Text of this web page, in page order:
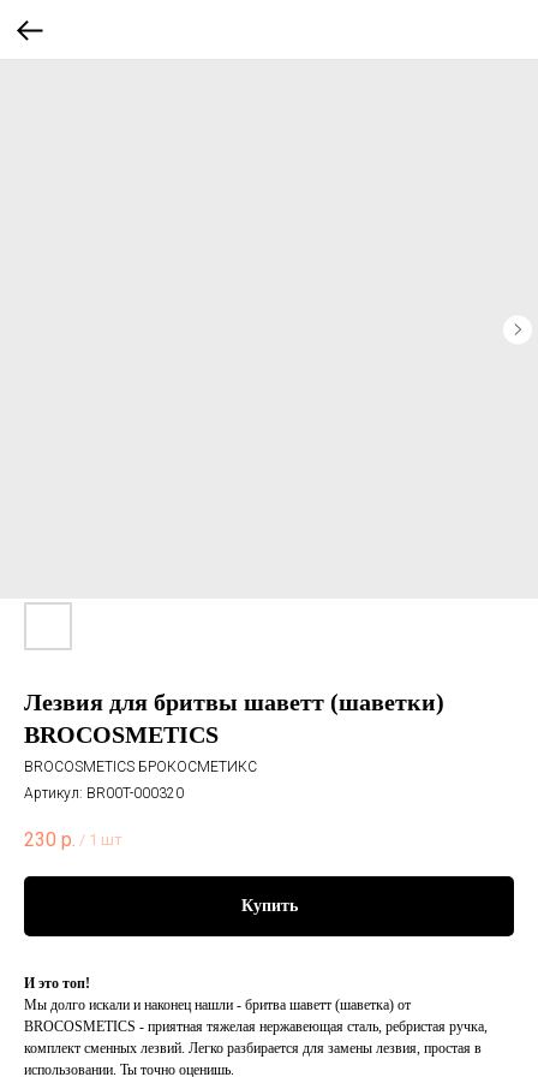
Лезвия для бритвы шаветт (шаветки)
BROCOSMETICS
BROCOSMETICS БРОКОСМЕТИКС
Артикул: BR00T-000320
230 р. / 1 шт
Купить
И это топ!
Мы долго искали и наконец нашли - бритва шаветт (шаветка) от
BROCOSMETICS - приятная тяжелая нержавеющая сталь, ребристая ручка,
комплект сменных лезвий. Легко разбирается для замены лезвия, простая в
использовании. Ты точно оценишь.